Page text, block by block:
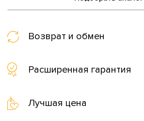
Возврат и обмен
Расширенная гарантия
Лучшая цена